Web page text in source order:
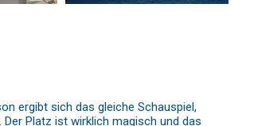
ergibt sich das gleiche Schauspiel,
Platz ist wirklich magisch und das